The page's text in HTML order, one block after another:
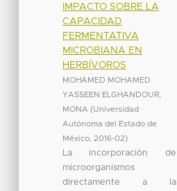
IMPACTO SOBRE LA
CAPACIDAD
FERMENTATIVA
MICROBIANA EN
HERBÍVOROS
MOHAMED MOHAMED
YASSEEN ELGHANDOUR,
MONA (Universidad
Autónoma del Estado de
México, 2016-02)
La incorporación de
microorganismos
directamente a la